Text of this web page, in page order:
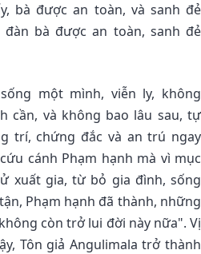
bà được an toàn, và sanh đẻ
bà được an toàn, sanh đẻ
một mình, viễn ly, không
cần, và không bao lâu sau, tự
trí, chứng đắc và an trú ngay
cánh Phạm hạnh mà vì mục
xuất gia, từ bỏ gia đình, sống
Phạm hạnh đã thành, những
còn trở lui đời này nữa". Vị
Tôn giả Angulimala trở thành